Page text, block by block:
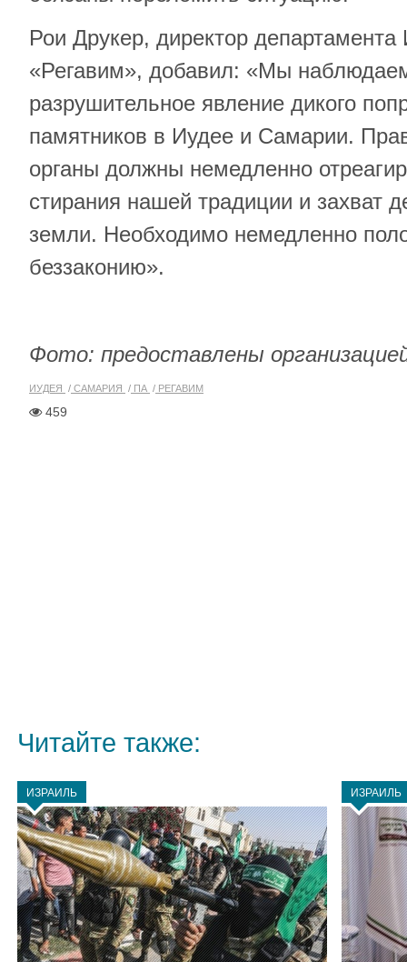
Рои Друкер, директор
«Регавим», добавил: «Мы
разрушительное явление дикого
памятников в Иудее и Самарии.
органы должны немедленно
стирания нашей традиции и захват
земли. Необходимо немедленно
беззаконию».
Фото: предоставлены
ИУДЕЯ САМАРИЯ ПА РЕГАВИМ
459
Читайте также:
ИЗРАИЛЬ ИЗРАИЛЬ